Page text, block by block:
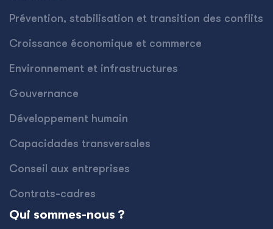
Prévention, stabilisation et transition des conflits
Croissance économique et commerce
Environnement et infrastructures
Gouvernance
Développement humain
Capacidades transversales
Conseil aux entreprises
Contrats-cadres
Qui sommes-nous ?